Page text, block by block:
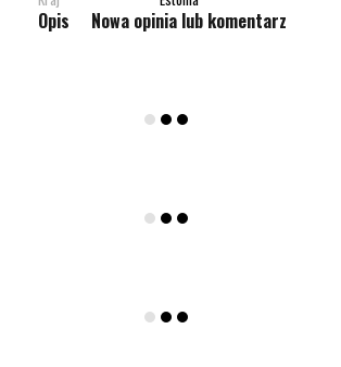
Opis Nowa opinia lub komentarz